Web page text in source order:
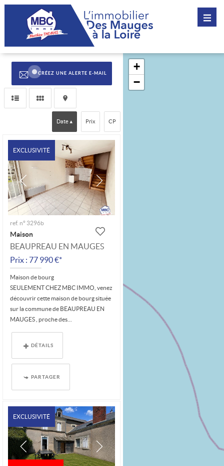
CRÉEZ UNE ALERTE E-MAIL
Date Prix CP
EXCLUSIVITÉ
ref. n° 3296b
Maison
BEAUPREAU EN MAUGES
Prix : 77 990 €*
Maison de bourg
SEULEMENT CHEZ MBC IMMO, venez
découvrir cette maison de bourg située
sur la commune de BEAUPREAU EN
MAUGES , proche des...
DÉTAILS
PARTAGER
EXCLUSIVITÉ